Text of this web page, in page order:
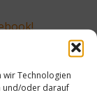
wir Technologien
und/oder darauf